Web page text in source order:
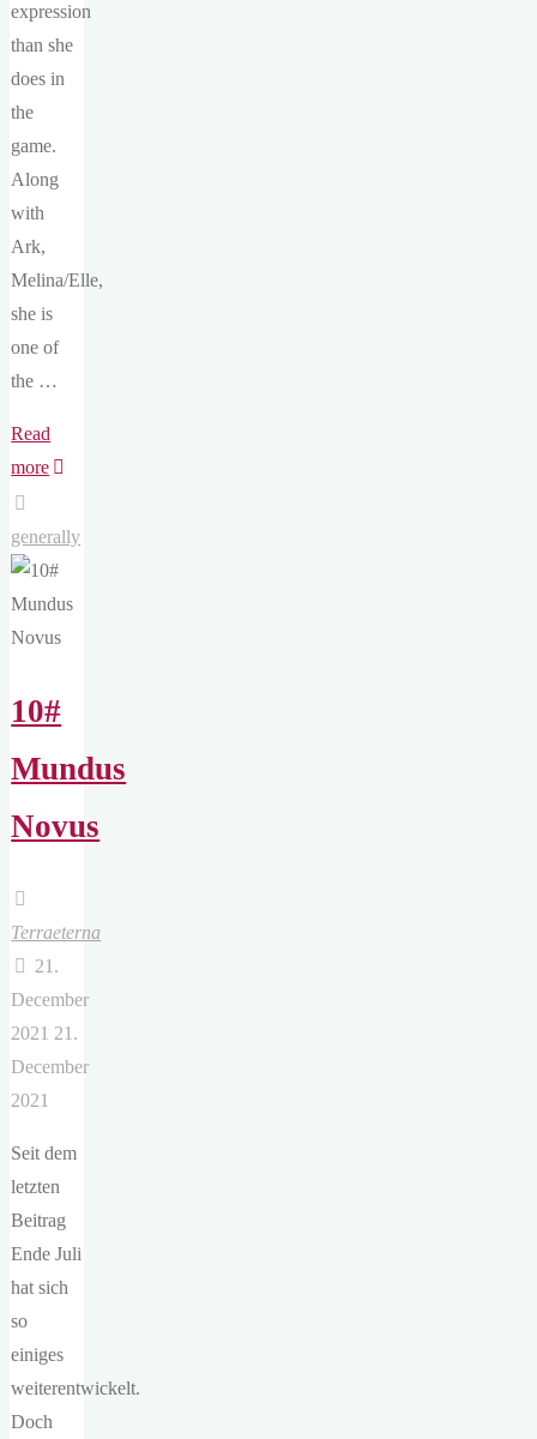
expression
than she
does in
the
game.
Along
with
Ark,
Melina/Elle,
she is
one of
the …
Read
more
Novus
generally
10#
Mundus
Novus
Terraeterna
21.
December
2021 21.
December
2021
Seit dem
letzten
Beitrag
Ende Juli
hat sich
so
einiges
weiterentwickelt.
Doch